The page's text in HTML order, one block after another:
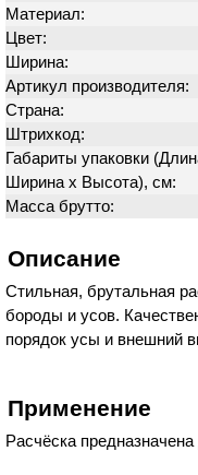
Материал:
Цвет:
Ширина:
Артикул производителя:
Страна:
Штрихкод:
Габариты упаковки
Ширина х Высота), см:
Масса брутто:
Описание
Стильная, брутальная
бороды и усов.
порядок усы и внешний
Применение
Расчёска